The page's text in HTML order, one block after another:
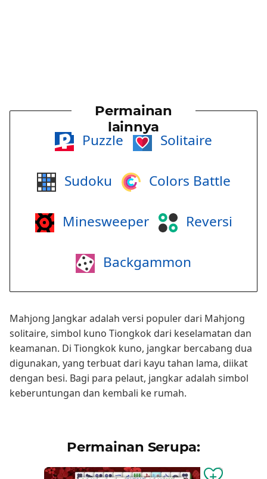
Permainan
lainnya
Puzzle Solitaire
Sudoku Colors Battle
Minesweeper Reversi
Backgammon
Mahjong Jangkar adalah versi populer dari Mahjong
solitaire, simbol kuno Tiongkok dari keselamatan dan
keamanan. Di Tiongkok kuno, jangkar bercabang dua
digunakan, yang terbuat dari kayu tahan lama, diikat
dengan besi. Bagi para pelaut, jangkar adalah simbol
keberuntungan dan kembali ke rumah.
Permainan Serupa: